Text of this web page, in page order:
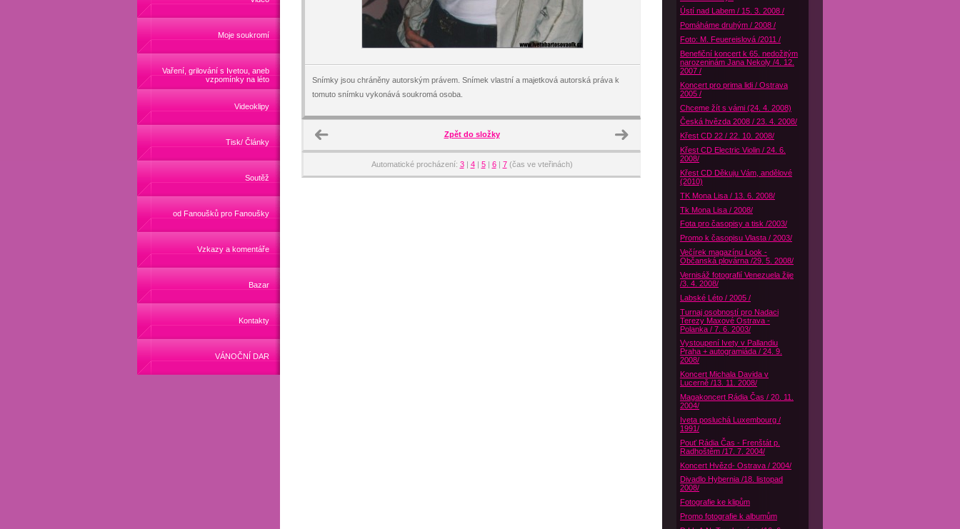
Moje soukromí
Vaření, grilování s Ivetou, aneb
vzpomínky na léto
Videoklipy
Tisk/ Články
Soutěž
od Fanoušků pro Fanoušky
Vzkazy a komentáře
Bazar
Kontakty
VÁNOČNÍ DAR
Snímky jsou chráněny autorským právem. Snímek vlastní a majetková autorská práva k
tomuto snímku vykonává soukromá osoba.
Zpět do složky
Automatické procházení: 3| 4| 5| 6| 7(čas ve vteřinách)
Ústí nad Labem / 15. 3. 2008 /
Pomáháme druhým / 2008 /
Foto: M. Feuereislová /2011 /
Benefiční koncert k 65. nedožitým
narozeninám Jana Nekoly /4. 12.
2007 /
Koncert pro prima lidi / Ostrava
2005 /
Chceme žít s vámi (24. 4. 2008)
Česká hvězda 2008 / 23. 4. 2008/
Křest CD 22 / 22. 10. 2008/
Křest CD Electric Violin / 24. 6.
2008/
Křest CD Děkuju Vám, andělové
(2010)
TK Mona Lisa / 13. 6. 2008/
Tk Mona Lisa / 2008/
Fota pro časopisy a tisk /2003/
Promo k časopisu Vlasta / 2003/
Večírek magazínu Look -
Občanská plovárna /29. 5. 2008/
Vernisáž fotografií Venezuela žije
/3. 4. 2008/
Labské Léto / 2005 /
Turnaj osobností pro Nadaci
Terezy Maxové Ostrava -
Polanka / 7. 6. 2003/
Vystoupení Ivety v Pallandiu
Praha + autogramiáda / 24. 9.
2008/
Koncert Michala Davida v
Lucerně /13. 11. 2008/
Magakoncert Rádia Čas / 20. 11.
2004/
Iveta posluchá Luxembourg /
1991/
Pouť Rádia Čas - Frenštát p.
Radhoštěm /17. 7. 2004/
Koncert Hvězd- Ostrava / 2004/
Divadlo Hybernia /18. listopad
2008/
Fotografie ke klipům
Promo fotografie k albumům